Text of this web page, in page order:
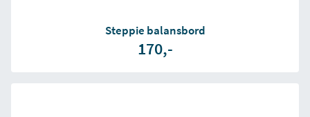
Steppie balansbord
170,-